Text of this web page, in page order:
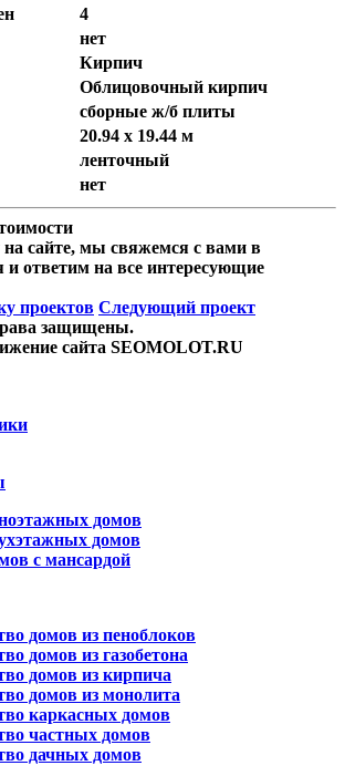
4
нет
Кирпич
Облицовочный кирпич
сборные ж/б плиты
20.94 x 19.44 м
ленточный
нет
сайте, мы свяжемся с вами в
ответим на все интересующие
проектов Следующий проект
защищены.
сайта SEOMOLOT.RU
домов
домов
с мансардой
домов из пеноблоков
домов из газобетона
домов из кирпича
домов из монолита
каркасных домов
частных домов
дачных домов